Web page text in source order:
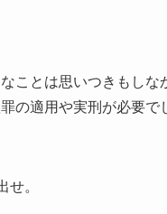
ことは思いつきもし
の適用や実刑が必要で
せ。